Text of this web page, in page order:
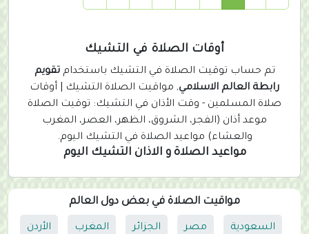
c
)
أوقات الصلاة في التشيك
تم حساب توقيت الصلاة في التشيك باستخدامتقويم
رابطة العالم الاسلامي, مواقيت الصلاة التشيك | أوقات
صلاة المسلمين - وقت الأذان في التشيك: توقيت الصلاة
موعد أذان (الفجر، الشروق، الظهر، العصر، المغرب
والعشاء) مواعيد الصلاة في التشيك اليوم.
مواعيد الصلاة و الاذان التشيك اليوم
مواقيت الصلاة في بعض دول العالم
السعودية مصر الجزائر المغرب الأردن